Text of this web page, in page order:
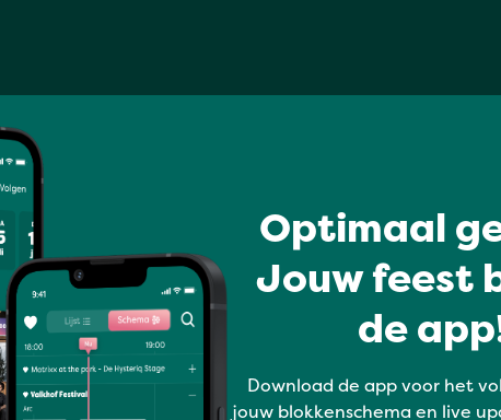
Optimaal
Jouw feest
de
Download de app voor het
jouw blokkenschema en live